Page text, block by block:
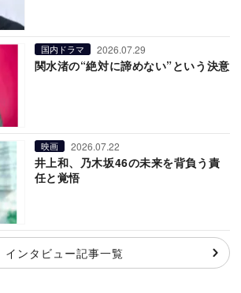
国内ドラマ 2026.07.29
関水渚の“絶対に諦めない”という決意
映画 2026.07.22
井上和、乃木坂46の未来を背負う責
任と覚悟
インタビュー記事一覧